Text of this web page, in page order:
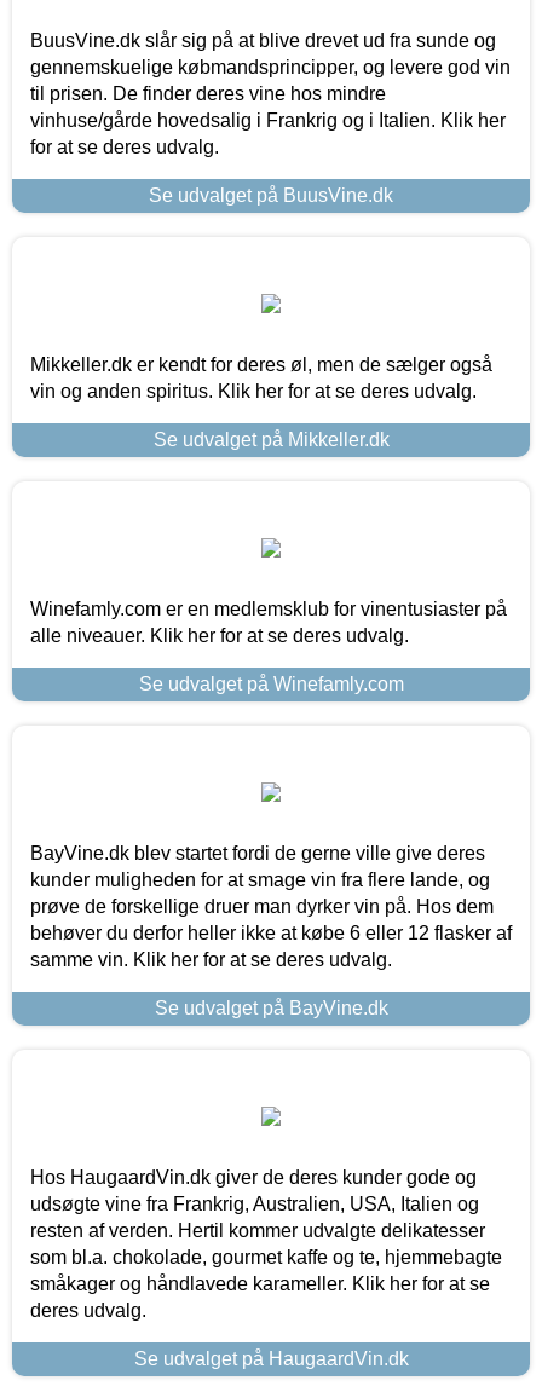
BuusVine.dk slår sig på at blive drevet ud fra sunde og
gennemskuelige købmandsprincipper, og levere god vin
til prisen. De finder deres vine hos mindre
vinhuse/gårde hovedsalig i Frankrig og i Italien. Klik her
for at se deres udvalg.
Se udvalget på BuusVine.dk
Mikkeller.dk er kendt for deres øl, men de sælger også
vin og anden spiritus. Klik her for at se deres udvalg.
Se udvalget på Mikkeller.dk
Winefamly.com er en medlemsklub for vinentusiaster på
alle niveauer. Klik her for at se deres udvalg.
Se udvalget på Winefamly.com
BayVine.dk blev startet fordi de gerne ville give deres
kunder muligheden for at smage vin fra flere lande, og
prøve de forskellige druer man dyrker vin på. Hos dem
behøver du derfor heller ikke at købe 6 eller 12 flasker af
samme vin. Klik her for at se deres udvalg.
Se udvalget på BayVine.dk
Hos HaugaardVin.dk giver de deres kunder gode og
udsøgte vine fra Frankrig, Australien, USA, Italien og
resten af verden. Hertil kommer udvalgte delikatesser
som bl.a. chokolade, gourmet kaffe og te, hjemmebagte
småkager og håndlavede karameller. Klik her for at se
deres udvalg.
Se udvalget på HaugaardVin.dk